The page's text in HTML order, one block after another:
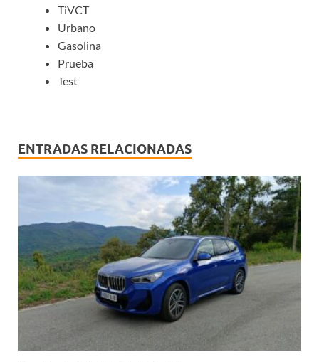
TiVCT
Urbano
Gasolina
Prueba
Test
ENTRADAS RELACIONADAS